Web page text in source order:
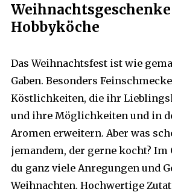
Hobbyköche
Das Weihnachtsfest ist wie
Gaben. Besonders
Köstlichkeiten, die ihr
und ihre Möglichkeiten und in
Aromen erweitern. Aber was
jemandem, der gerne kocht? Im
du ganz viele Anregungen und
Weihnachten. Hochwertige